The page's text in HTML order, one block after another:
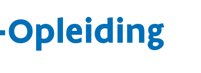
Opleiding